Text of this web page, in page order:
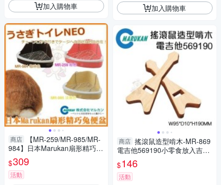
加入購物車
商店
【MR-259/MR-985/MR-
984】日本Marukan扇形精巧兔
便盆『寵喵樂旗艦店』
$309
活動
加入購物車
商店 搖滾鼠造型啃木-MR-869
電吉他569190小零食放入吉他
洞中/寵物更有興趣啃咬
$146
活動